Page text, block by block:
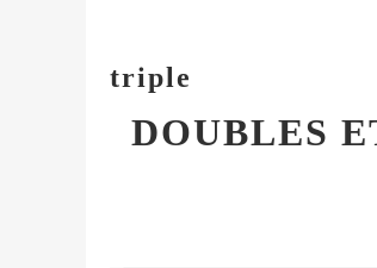
triple
DOUBLES